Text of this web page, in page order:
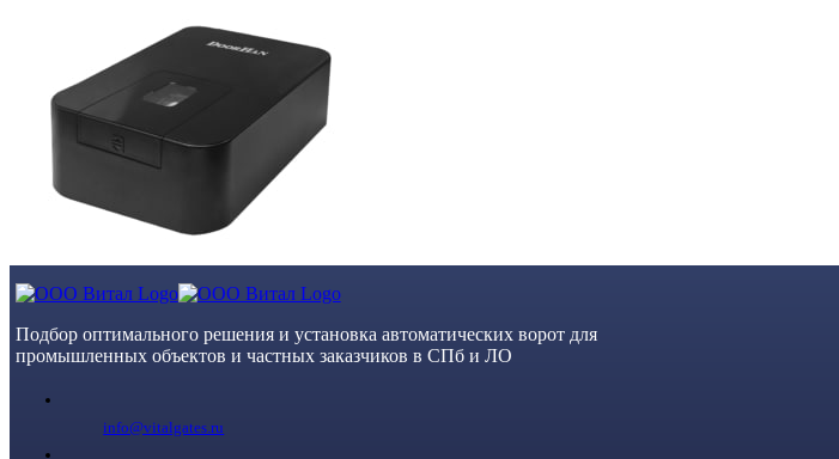
Подбор оптимального решения и установка автоматических ворот для
промышленных объектов и частных заказчиков в СПб и ЛО
info@vitalgates.ru